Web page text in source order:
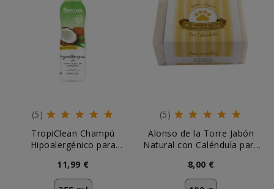
(5)
TropiClean Champú
Hipoalergénico para
11,99 €
(5)
Alonso de la Torre Jabón
Natural con Caléndula para
8,00 €